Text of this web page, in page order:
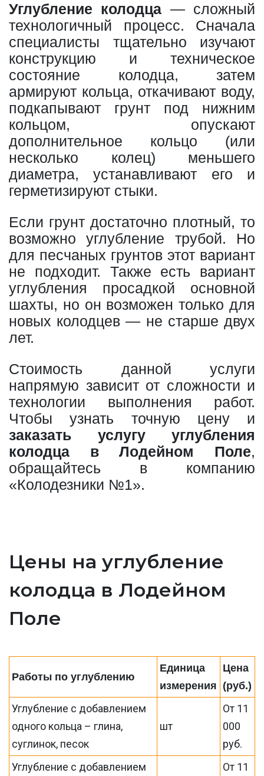
Углубление колодца — сложный
технологичный процесс. Сначала
специалисты тщательно изучают
конструкцию и техническое
состояние колодца, затем
армируют кольца, откачивают воду,
подкапывают грунт под нижним
кольцом, опускают
дополнительное кольцо (или
несколько колец) меньшего
диаметра, устанавливают его и
герметизируют стыки.
Если грунт достаточно плотный, то
возможно углубление трубой. Но
для песчаных грунтов этот вариант
не подходит. Также есть вариант
углубления просадкой основной
шахты, но он возможен только для
новых колодцев — не старше двух
лет.
Стоимость данной услуги
напрямую зависит от сложности и
технологии выполнения работ.
Чтобы узнать точную цену и
заказать услугу углубления
колодца в Лодейном Поле,
обращайтесь в компанию
«Колодезники №1».
Цены на углубление
колодца в Лодейном
Поле
Работы по углублению
Единица
измерения
Цена
(руб.)
Углубление с добавлением
одного кольца – глина,
суглинок, песок
шт
От 11
000
руб.
Углубление с добавлением
От 11